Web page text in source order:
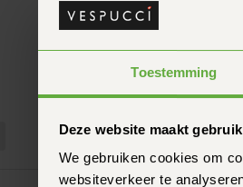
Toestemming
Deze website maakt
We gebruiken cookies om
websiteverkeer te
6
4
529,-
-16%